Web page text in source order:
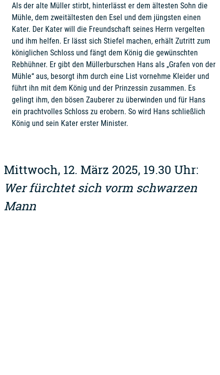
Als der alte Müller stirbt, hinterlässt er dem ältesten Sohn die
Mühle, dem zweitältesten den Esel und dem jüngsten einen
Kater. Der Kater will die Freundschaft seines Herrn vergelten
und ihm helfen. Er lässt sich Stiefel machen, erhält Zutritt zum
königlichen Schloss und fängt dem König die gewünschten
Rebhühner. Er gibt den Müllerburschen Hans als „Grafen von der
Mühle“ aus, besorgt ihm durch eine List vornehme Kleider und
führt ihn mit dem König und der Prinzessin zusammen. Es
gelingt ihm, den bösen Zauberer zu überwinden und für Hans
ein prachtvolles Schloss zu erobern. So wird Hans schließlich
König und sein Kater erster Minister.
Mittwoch, 12. März 2025, 19.30 Uhr:
Wer fürchtet sich vorm schwarzen
Mann